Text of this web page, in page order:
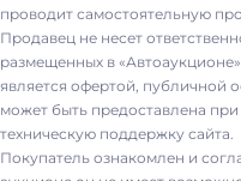
проводит самостоятельную
Продавец не несет
размещенных в
является офертой, публичной
может быть предоставлена
техническую поддержку сайта.
Покупатель ознакомлен и